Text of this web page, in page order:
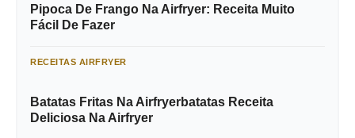
Pipoca De Frango Na Airfryer: Receita Muito
Fácil De Fazer
RECEITAS AIRFRYER
Batatas Fritas Na Airfryerbatatas Receita
Deliciosa Na Airfryer